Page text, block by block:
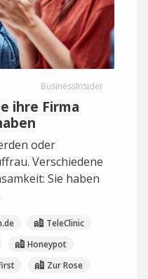
BusinessInsider
ihre Firma
oder
Verschiedene
Sie haben
TeleClinic
Honeypot
Zur Rose